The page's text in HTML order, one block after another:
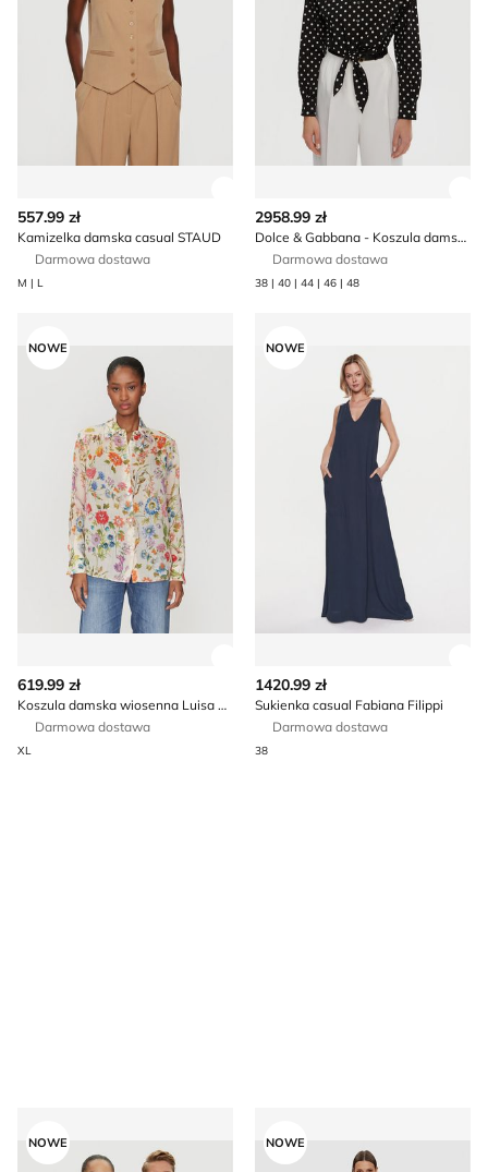
557.99 zł
Kamizelka damska casual STAUD
Darmowa dostawa
M | L
2958.99 zł
Dolce & Gabbana - Koszula damska casual
Darmowa dostawa
38 | 40 | 44 | 46 | 48
NOWE
619.99 zł
Koszula damska wiosenna Luisa Spagnoli
Darmowa dostawa
XL
NOWE
1420.99 zł
Sukienka casual Fabiana Filippi
Darmowa dostawa
38
NOWE NOWE